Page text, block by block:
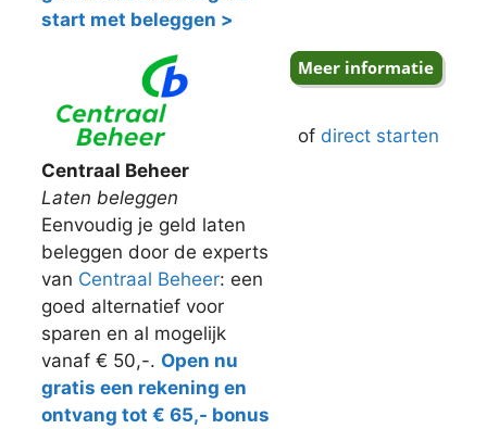
start met beleggen >
Centraal Beheer
Laten beleggen
Eenvoudig je geld laten
beleggen door de experts
van Centraal Beheer: een
goed alternatief voor
sparen en al mogelijk
vanaf € 50,-. Open nu
gratis een rekening en
ontvang tot € 65,- bonus
of direct starten